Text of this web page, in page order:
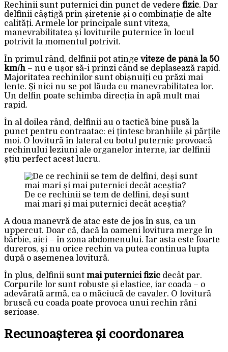
Rechinii sunt puternici din punct de vedere fizic. Dar
delfinii câștigă prin șiretenie și o combinație de alte
calități. Armele lor principale sunt viteza,
manevrabilitatea și loviturile puternice în locul
potrivit la momentul potrivit.
În primul rând, delfinii pot atinge viteze de până la 50
km/h – nu e ușor să-i prinzi când se deplasează rapid.
Majoritatea rechinilor sunt obișnuiți cu prăzi mai
lente. Și nici nu se pot lăuda cu manevrabilitatea lor.
Un delfin poate schimba direcția în apă mult mai
rapid.
În al doilea rând, delfinii au o tactică bine pusă la
punct pentru contraatac: ei țintesc branhiile și părțile
moi. O lovitură în lateral cu botul puternic provoacă
rechinului leziuni ale organelor interne, iar delfinii
știu perfect acest lucru.
De ce rechinii se tem de delfini, deși sunt
mai mari și mai puternici decât aceștia?
A doua manevră de atac este de jos în sus, ca un
uppercut. Doar că, dacă la oameni lovitura merge în
bărbie, aici – în zona abdomenului. Iar asta este foarte
dureros, și nu orice rechin va putea continua lupta
după o asemenea lovitură.
În plus, delfinii sunt mai puternici fizic decât par.
Corpurile lor sunt robuste și elastice, iar coada – o
adevărată armă, ca o măciucă de cavaler. O lovitură
bruscă cu coada poate provoca unui rechin răni
serioase.
Recunoașterea și coordonarea